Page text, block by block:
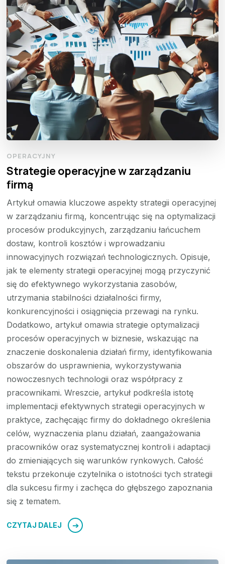
OPERACYJNY
Strategie operacyjne w zarządzaniu
firmą
Artykuł omawia kluczowe aspekty strategii operacyjnej
w zarządzaniu firmą, koncentrując się na optymalizacji
procesów produkcyjnych, zarządzaniu łańcuchem
dostaw, kontroli kosztów i wprowadzaniu
innowacyjnych rozwiązań technologicznych. Opisuje,
jak te elementy strategii operacyjnej mogą przyczynić
się do efektywnego wykorzystania zasobów,
utrzymania stabilności działalności firmy,
konkurencyjności i osiągnięcia przewagi na rynku.
Dodatkowo, artykuł omawia strategie optymalizacji
procesów operacyjnych w biznesie, wskazując na
znaczenie doskonalenia działań firmy, identyfikowania
obszarów do usprawnienia, wykorzystywania
nowoczesnych technologii oraz współpracy z
pracownikami. Wreszcie, artykuł podkreśla istotę
implementacji efektywnych strategii operacyjnych w
praktyce, zachęcając firmy do dokładnego określenia
celów, wyznaczenia planu działań, zaangażowania
pracowników oraz systematycznej kontroli i adaptacji
do zmieniających się warunków rynkowych. Całość
tekstu przekonuje czytelnika o istotności tych strategii
dla sukcesu firmy i zachęca do głębszego zapoznania
się z tematem.
CZYTAJ DALEJ